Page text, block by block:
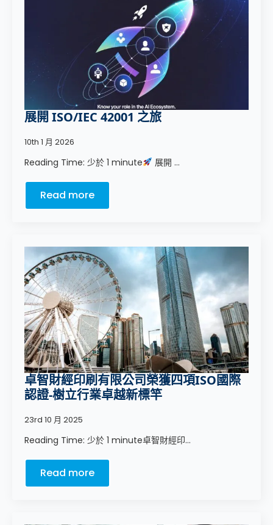
展開 ISO/IEC 42001 之旅
10th 1 月 2026
Reading Time: 少於 1 minute 展開 ...
Read more
卓智財經印刷有限公司榮獲四項ISO國際
認證-樹立行業卓越新標竿
23rd 10 月 2025
Reading Time: 少於 1 minute卓智財經印...
Read more